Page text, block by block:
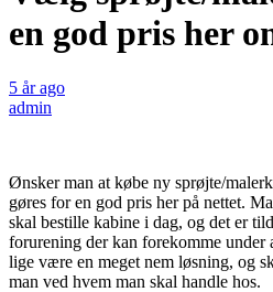
en god pris her
5 år ago
admin
Ønsker man at købe ny sprøjte/
gøres for en god pris her på nettet.
skal bestille kabine i dag, og det er
forurening der kan forekomme under
lige være en meget nem løsning, og
man ved hvem man skal handle hos.